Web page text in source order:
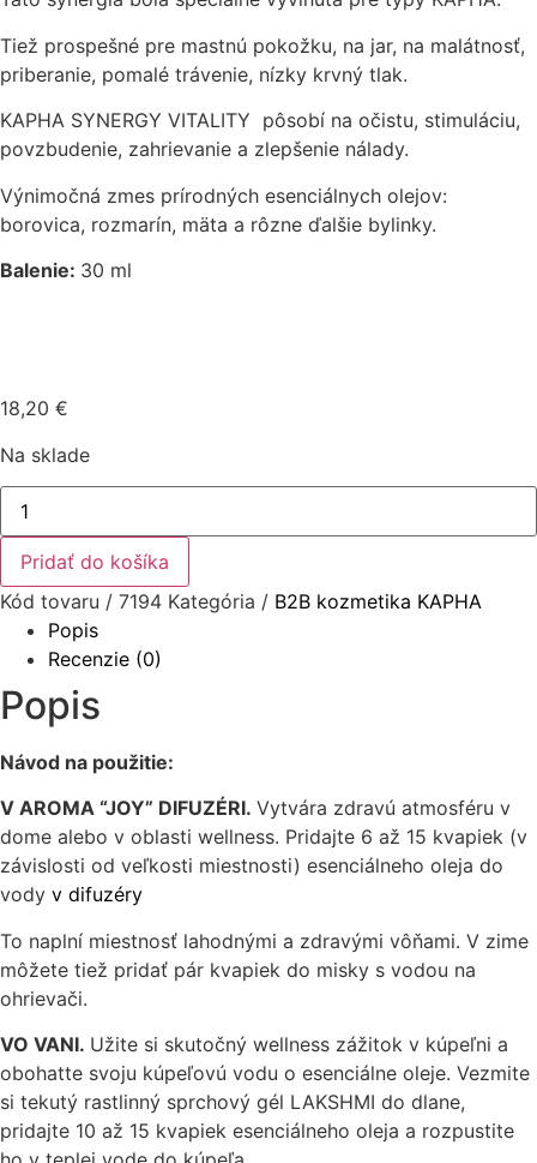
Tiež prospešné pre mastnú pokožku, na jar, na malátnosť,
priberanie, pomalé trávenie, nízky krvný tlak.
KAPHA SYNERGY VITALITY pôsobí na očistu, stimuláciu,
povzbudenie, zahrievanie a zlepšenie nálady.
Výnimočná zmes prírodných esenciálnych olejov:
borovica, rozmarín, mäta a rôzne ďalšie bylinky.
Balenie: 30 ml
18,20 €
Na sklade
množstvo
KAPHA
SYNERGY
VITALITY
B2B
Pridať do košíka
Kód tovaru / 7194 Kategória / B2B kozmetika KAPHA
Popis
Recenzie (0)
Popis
Návod na použitie:
V AROMA “JOY” DIFUZÉRI. Vytvára zdravú atmosféru v
dome alebo v oblasti wellness. Pridajte 6 až 15 kvapiek (v
závislosti od veľkosti miestnosti) esenciálneho oleja do
vody v difuzéry
To naplní miestnosť lahodnými a zdravými vôňami. V zime
môžete tiež pridať pár kvapiek do misky s vodou na
ohrievači.
VO VANI. Užite si skutočný wellness zážitok v kúpeľni a
obohatte svoju kúpeľovú vodu o esenciálne oleje. Vezmite
si tekutý rastlinný sprchový gél LAKSHMI do dlane,
pridajte 10 až 15 kvapiek esenciálneho oleja a rozpustite